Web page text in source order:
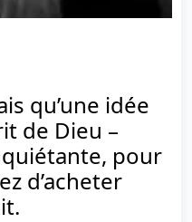
qu’une idée
de Dieu –
pour
d’acheter